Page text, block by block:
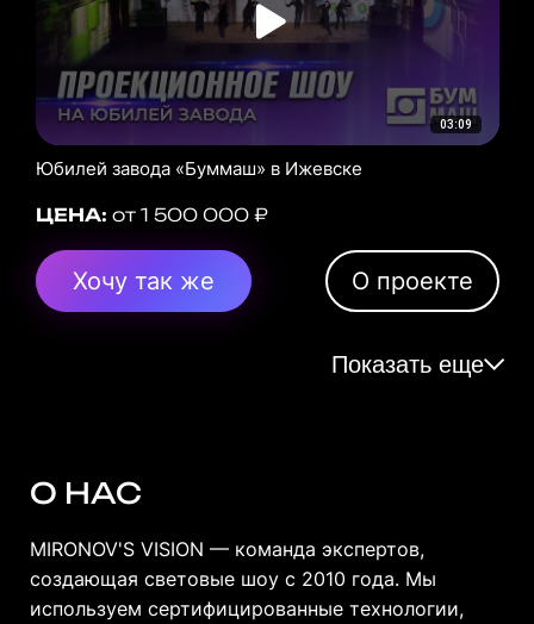
03:09
Юбилей завода «Буммаш» в Ижевске
ЦЕНА: от 1 500 000 ₽
Хочу так же О проекте
Показать еще
О НАС
MIRONOV'S VISION — команда экспертов,
создающая световые шоу с 2010 года. Мы
используем сертифицированные технологии,